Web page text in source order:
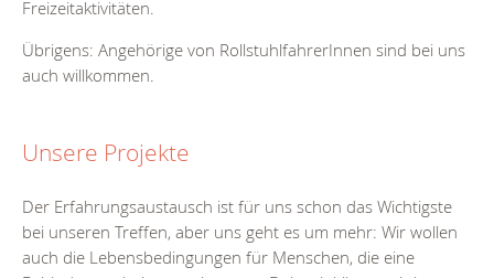
Freizeitaktivitäten.
Übrigens: Angehörige von RollstuhlfahrerInnen sind bei uns
auch willkommen.
Unsere Projekte
Der Erfahrungsaustausch ist für uns schon das Wichtigste
bei unseren Treffen, aber uns geht es um mehr: Wir wollen
auch die Lebensbedingungen für Menschen, die eine